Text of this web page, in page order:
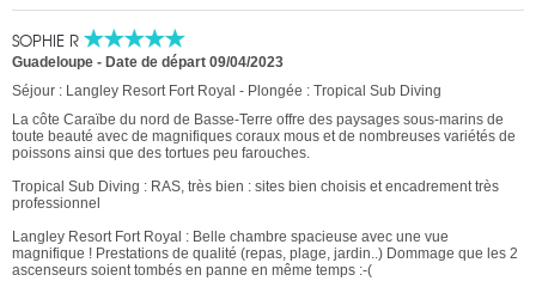
SOPHIE R
Guadeloupe - Date de départ 09/04/2023
Séjour : Langley Resort Fort Royal - Plongée : Tropical Sub Diving
La côte Caraïbe du nord de Basse-Terre offre des paysages sous-marins de
toute beauté avec de magnifiques coraux mous et de nombreuses variétés de
poissons ainsi que des tortues peu farouches.
Tropical Sub Diving : RAS, très bien : sites bien choisis et encadrement très
professionnel
Langley Resort Fort Royal : Belle chambre spacieuse avec une vue
magnifique ! Prestations de qualité (repas, plage, jardin..) Dommage que les 2
ascenseurs soient tombés en panne en même temps :-(